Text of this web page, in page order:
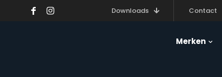
Downloads Contact
Merken